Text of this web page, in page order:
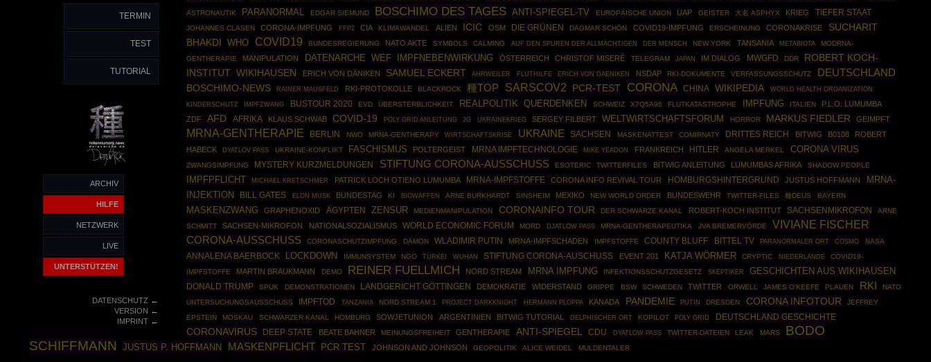
TERMIN
TEST
TUTORIAL
ARCHIV
HILFE
NETZWERK
LIVE
UNTERSTÜTZEN!
DATENSCHUTZ←
VERSION ←
IMPRINT←
ASTRONAUTIK
PARANORMAL EDGAR SIEMUND BOSCHIMO DES TAGES ANTI-SPIEGEL-TV EUROPÄISCHE UNION UAP GEISTER 大名 ASPHYX KRIEG TIEFER STAAT
JOHANNES CLASEN CORONA-IMPFUNG FFP2 CIA KLIMAWANDEL ALIEN ICIC OSM DIE GRÜNEN DAGMAR SCHÖN COVID19-IMPFUNG ERSCHEINUNG CORONAKRISE
SUCHARIT
BHAKDI
WHO COVID19 BUNDESREGIERUNG NATO AKTE SYMBOLS CALMING AUF DEN SPUREN DER ALLMÄCHTIGEN DER MENSCH NEW YORK TANSANIA METABIOTA
MODRNA-
GENTHERAPIE
MANIPULATION DATENARCHE WEF IMPFNEBENWIRKUNG ÖSTERREICH CHRISTOF MISERÉ TELEGRAM JAPAN IM DIALOG MWGFD DDR
ROBERT KOCH-
INSTITUT WIKIHAUSEN ERICH VON DÄNIKEN SAMUEL ECKERT AHRWEILER FLUTHILFE ERICH VON DAENIKEN NSDAP RKI-DOKUMENTE VERFASSUNGSSCHUTZ
DEUTSCHLAND
BOSCHIMO-NEWS
RAINER MAUSFELD RKI-PROTOKOLLE BLACKROCK 種TOP SARSCOV2 PCR-TEST CORONA CHINA WIKIPEDIA WORLD HEALTH ORGANIZATION
KINDERSCHUTZ IMPFZWANG BUSTOUR 2020 EVD ÜBERSTERBLICHKEIT REALPOLITIK QUERDENKEN SCHWEIZ X7Q5A96 FLUTKATASTROPHE IMPFUNG ITALIEN
P.L.O. LUMUMBA
ZDF
AFD AFRIKA KLAUS SCHWAB COVID-19 POLY GRID ANLEITUNG 2G UKRAINEKRIEG SERGEY FILBERT WELTWIRTSCHAFTSFORUM HORROR MARKUS FIEDLER GEIMPFT
MRNA-GENTHERAPIE BERLIN NWO MRNA-GENTHERAPY WIRTSCHAFTSKRISE UKRAINE SACHSEN MASKENATTEST COMIRNATY DRITTES REICH BITWIG B0108
ROBERT
HABECK
DYATLOV PASS UKRAINE-KONFLIKT FASCHISMUS POLTERGEIST MRNA IMPFTECHNOLOGIE MIKE YEADON FRANKREICH HITLER ANGELA MERKEL CORONA VIRUS
ZWANGSIMPFUNG MYSTERY KURZMELDUNGEN STIFTUNG CORONA-AUSSCHUSS ESOTERIC TWITTERFILES BITWIG ANLEITUNG LUMUMBAS AFRIKA SHADOW PEOPLE
IMPFPFLICHT MICHAEL KRETSCHMER PATRICK LOCH OTIENO LUMUMBA MRNA-IMPFSTOFFE CORONA INFO REVIVAL TOUR HOMBURGSHINTERGRUND JUSTUS HOFFMANN
MRNA-
INJEKTION
BILL GATES ELON MUSK BUNDESTAG KI BIOWAFFEN ARNE BURKHARDT SINSHEIM MEXIKO NEW WORLD ORDER BUNDESWEHR TWITTER-FILES 種DEUS BAYERN
MASKENZWANG GRAPHENOXID ÄGYPTEN ZENSUR MEDIENMANIPULATION CORONAINFO TOUR DER SCHWARZE KANAL ROBERT-KOCH INSTITUT SACHSENMIKROFON
ARNE
SCHMITT
SACHSEN-MIKROFON NATIONALSOZIALISMUS WORLD ECONOMIC FORUM MORD DJATLOW PASS MRNA-GENTHERAPEUTIKA JVA BREMERVÖRDE VIVIANE FISCHER
CORONA-AUSSCHUSS CORONASCHUTZIMPFUNG DÄMON WLADIMIR PUTIN MRNA-IMPFSCHADEN IMPFSTOFFE COUNTY BLUFF BITTEL TV PARANORMALER ORT COSMO NASA
ANNALENA BAERBOCK LOCKDOWN IMMUNSYSTEM NGO TÜRKEI WUHAN STIFTUNG CORONA-AUSCHUSS EVENT 201 KATJA WÖRMER CRYPTIC NIEDERLANDE
COVID19-
IMPFSTOFFE
MARTIN BRAUKMANN DEMO REINER FUELLMICH NORD STREAM MRNA IMPFUNG INFEKTIONSSCHUTZGESETZ SKEPTIKER GESCHICHTEN AUS WIKIHAUSEN
DONALD TRUMP SPUK DEMONSTRATIONEN LANDGERICHT GÖTTINGEN DEMOKRATIE WIDERSTAND GRIPPE BSW SCHWEDEN TWITTER ORWELL JAMES O'KEEFE PLAUEN RKI
NATO
UNTERSUCHUNGSAUSSCHUSS
IMPFTOD TANZANIA NORD STREAM 1 PROJECT DARKKNIGHT HERMANN PLOPPA KANADA PANDEMIE PUTIN DRESDEN CORONA INFOTOUR
JEFFREY
EPSTEIN
MOSKAU SCHWARZER KANAL HOMBURG SOWJETUNION ARGENTINIEN BITWIG TUTORIAL DELPHISCHER ORT KOPILOT POLY GRID DEUTSCHLAND GESCHICHTE
CORONAVIRUS DEEP STATE BEATE BAHNER MEINUNGSFREIHEIT GENTHERAPIE ANTI-SPIEGEL CDU DYATLOW PASS TWITTER-DATEIEN LEAK MARS
BODO
SCHIFFMANN
JUSTUS P. HOFFMANN MASKENPFLICHT PCR TEST JOHNSON AND JOHNSON GEOPOLITIK ALICE WEIDEL MULDENTALER